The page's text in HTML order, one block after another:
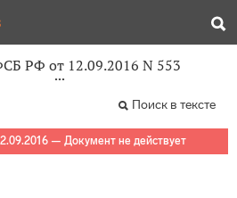
РФ от 12.09.2016 N 553
Поиск в тексте
— Документ не действует